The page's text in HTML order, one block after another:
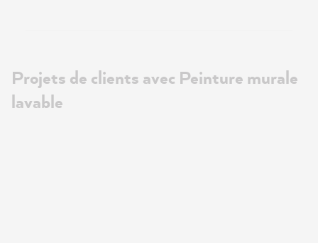
Projets de clients avec Peinture murale
lavable